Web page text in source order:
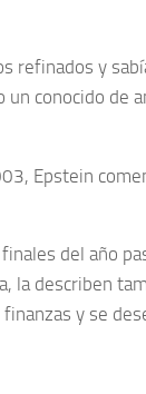
refinados y
conocido de
Epstein
del año
la describen
y se